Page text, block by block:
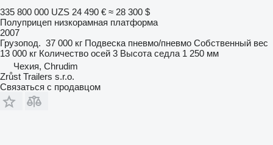
335 800 000 UZS 24 490 € ≈ 28 300 $
Полуприцеп низкорамная платформа
2007
Грузопод. 37 000 кг Подвеска пневмо/пневмо Собственный вес
13 000 кг Количество осей 3 Высота седла 1 250 мм
Чехия, Chrudim
Zrůst Trailers s.r.o.
Связаться с продавцом